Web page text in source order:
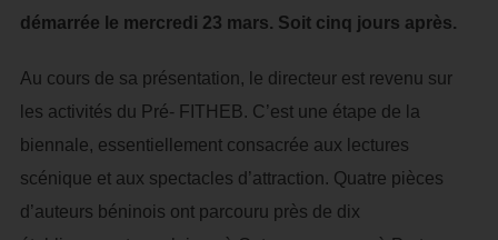
démarrée le mercredi 23 mars. Soit cinq jours après.
Au cours de sa présentation, le directeur est revenu sur
les activités du Pré- FITHEB. C’est une étape de la
biennale, essentiellement consacrée aux lectures
scénique et aux spectacles d’attraction. Quatre pièces
d’auteurs béninois ont parcouru près de dix